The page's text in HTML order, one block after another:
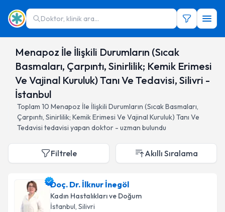
Doktor, klinik ara...
Menapoz İle İlişkili Durumların (Sıcak
Basmaları, Çarpıntı, Sinirlilik; Kemik Erimesi
Ve Vajinal Kuruluk) Tanı Ve Tedavisi, Silivri -
İstanbul
Toplam 10 Menapoz İle İlişkili Durumların (Sıcak Basmaları,
Çarpıntı, Sinirlilik; Kemik Erimesi Ve Vajinal Kuruluk) Tanı Ve
Tedavisi tedavisi yapan doktor - uzman bulundu
Filtrele Akıllı Sıralama
Doç. Dr. İlknur İnegöl
Kadın Hastalıkları ve Doğum
İstanbul, Silivri